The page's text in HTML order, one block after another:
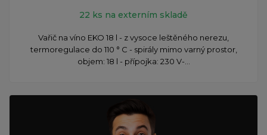
22 ks na externím skladě
Vařič na víno EKO 18 l - z vysoce leštěného nerezu,
termoregulace do 110 ° C - spirály mimo varný prostor,
objem: 18 l - přípojka: 230 V-...